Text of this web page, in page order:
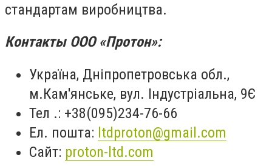
стандартам виробництва.
Контакты ООО «Протон»:
Україна, Дніпропетровська обл.,
м.Кам'янське, вул. Індустріальна, 9Є
Тел .: +38(095)234-76-66
Ел. пошта: ltdproton@gmail.com
Сайт: proton-ltd.com